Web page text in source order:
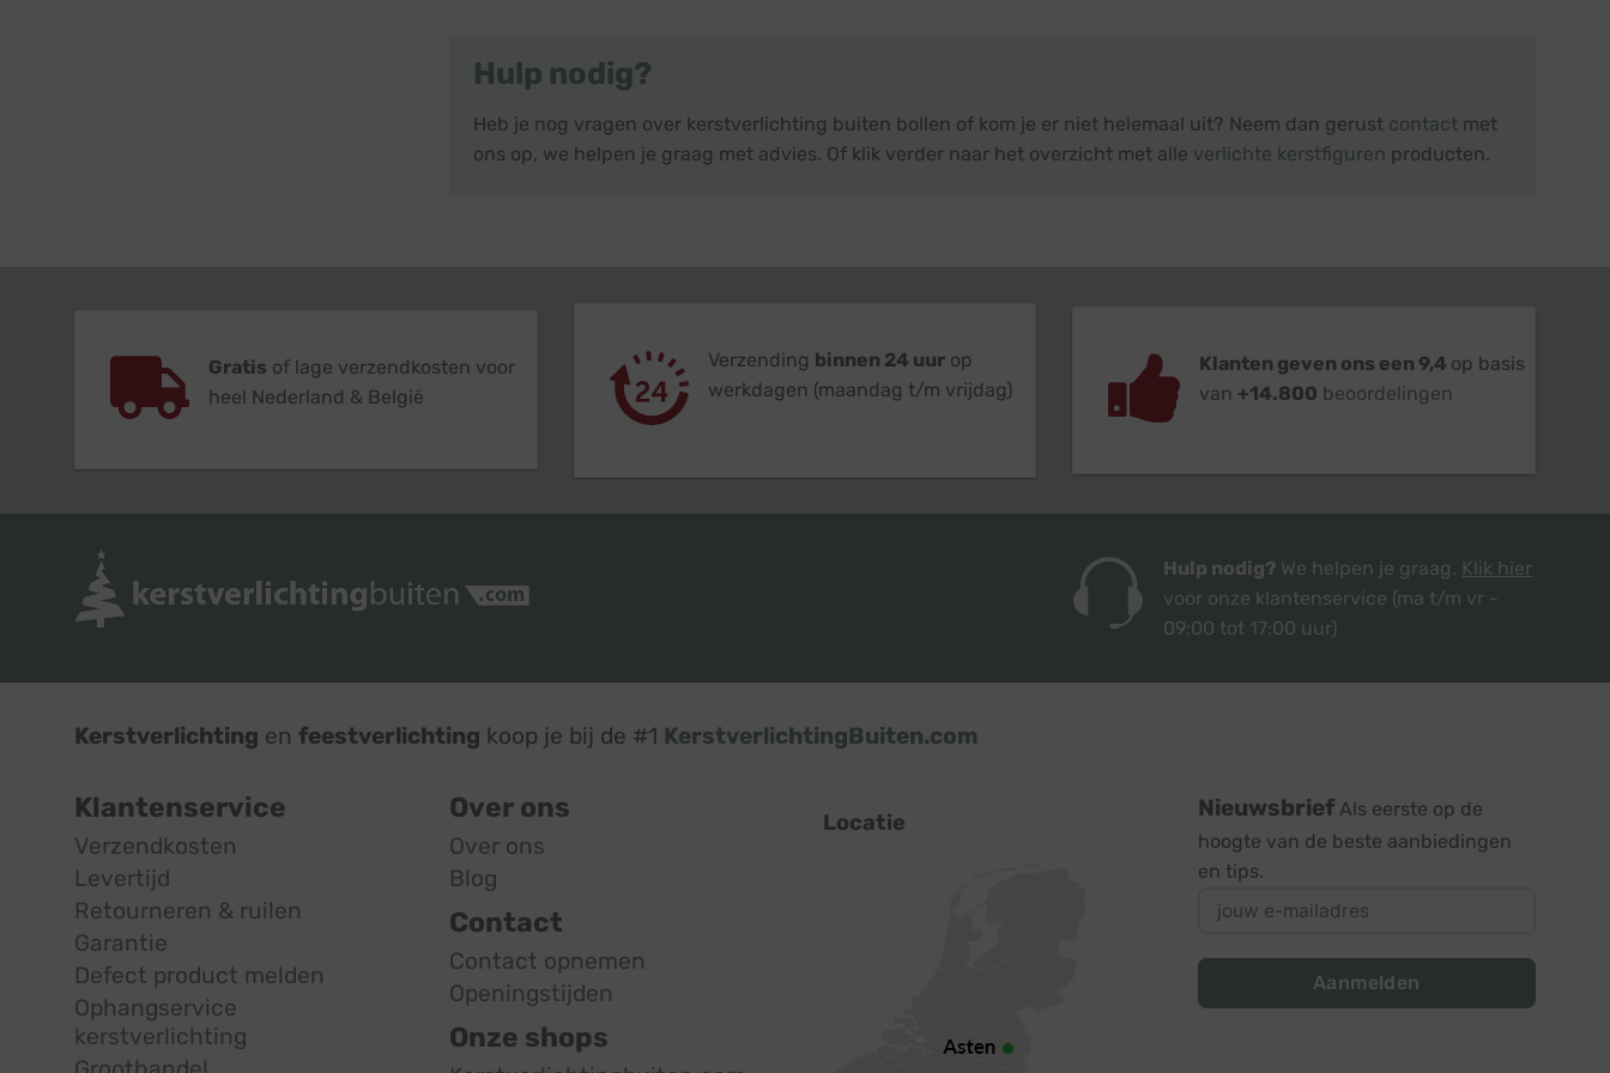
Hulp nodig?
Heb je nog vragen over kerstverlichting buiten bollen of kom je er niet helemaal uit? Neem dan gerust contact met
ons op, we helpen je graag met advies. Of klik verder naar het overzicht met alle verlichte kerstfiguren producten.
Gratis of lage verzendkosten voor
heel Nederland & België
Verzending binnen 24 uurop
werkdagen (maandag t/m vrijdag)
Klanten geven ons een 9,4 op basis
van +14.800 beoordelingen
Hulp nodig? We helpen je graag. Klik hier
voor onze klantenservice (ma t/m vr -
09:00 tot 17:00 uur)
Kerstverlichting en feestverlichting koop je bij de #1 KerstverlichtingBuiten.com
Klantenservice
Verzendkosten
Levertijd
Retourneren & ruilen
Garantie
Defect product melden
Ophangservice
kerstverlichting
Over ons
Over ons
Blog
Contact
Contact opnemen
Openingstijden
Onze shops
Locatie
Nieuwsbrief Als eerste op de
hoogte van de beste aanbiedingen
en tips.
Aanmelden